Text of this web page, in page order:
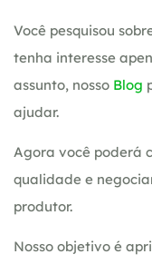
Você pesquisou
tenha interesse
assunto, nosso Blog
ajudar.
Agora você poderá
qualidade e
produtor.
Nosso objetivo é